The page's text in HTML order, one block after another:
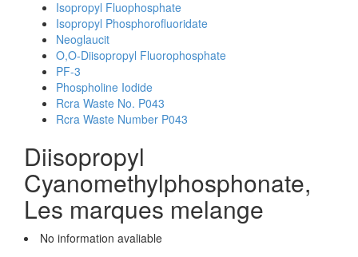
Isopropyl Fluophosphate
Isopropyl Phosphorofluoridate
Neoglaucit
O,O-Diisopropyl Fluorophosphate
PF-3
Phospholine Iodide
Rcra Waste No. P043
Rcra Waste Number P043
Diisopropyl
Cyanomethylphosphonate,
Les marques melange
No information avaliable